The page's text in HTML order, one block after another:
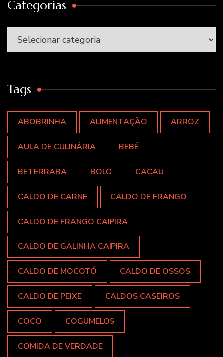
Categorias
Categorias
Tags
ABOBRINHA ALIMENTAÇÃO ARROZ
AULA DE CULINÁRIA BEBÊ
BETERRABA BOLO CACAU
CALDO DE CARNE CALDO DE FRANGO
CALDO DE FRANGO CAIPIRA
CALDO DE GALINHA CAIPIRA
CALDO DE MOCOTÓ CALDO DE OSSOS
CALDO DE PEIXE CALDOS CASEIROS
COCO COGUMELOS
COMIDA DE VERDADE